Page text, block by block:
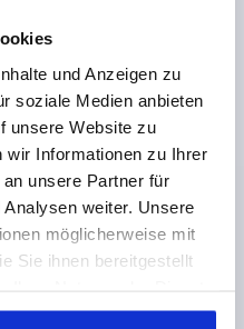
und Anzeigen zu
soziale Medien anbieten
unsere Website zu
wir Informationen zu Ihrer
unsere Partner für
weiter. Unsere
möglicherweise mit
Sie ihnen bereitgestellt
D6=18